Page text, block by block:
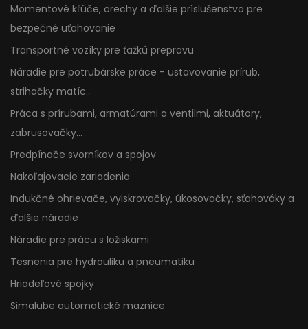
Momentové kľúče, orechy a ďalšie príslušenstvo pre
bezpečné uťahovanie
Transportné vozíky pre ťažkú prepravu
Náradie pre potrubárske práce - ustavovanie prírub,
strihačky matíc...
Práca s prírubami, armatúrami a ventilmi, aktuátory,
zabrusovačky...
Predpínače svorníkov a spojov
Nakoľajovacie zariadenia
Indukčné ohrievače, vyiskrovačky, úkosovačky, sťahováky a
ďalšie náradie
Náradie pre prácu s ložiskami
Tesnenia pre hydrauliku a pneumatiku
Hriadeľové spojky
Simalube automatické maznice